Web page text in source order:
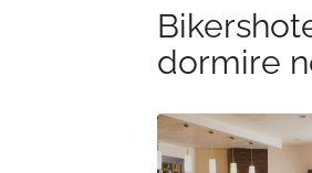
dormire